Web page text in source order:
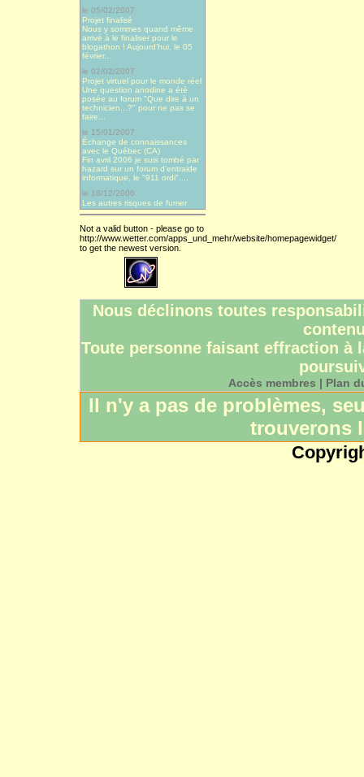
le 05/02/2007
Projet finalisé
Nous y sommes quand même
arrivé à le finaliser pour le
blogathon ! Aujourd’hui, le 05
février...
le 02/02/2007
Projet virtuel pour le monde réel
Une question anodine a été
posée au forum "Que dire à un
technicien...?" pour ne pas se
faire...
le 15/01/2007
Échange de connaissances
avec le Québec (CA)
Fin avril 2006 je suis tombé par
hazard sur un forum d'entraide
informatique, le "911 ordi",...
le 18/12/2006
Les autres risques de fumer
Not a valid button - please go to
http://www.wetter.com/apps_und_mehr/website/homepagewidget/
to get the newest version.
Nous déclinons toutes
Toute personne faisant effraction
Accès membres | Plan
Il n'y a pas de problèmes,
trouverons